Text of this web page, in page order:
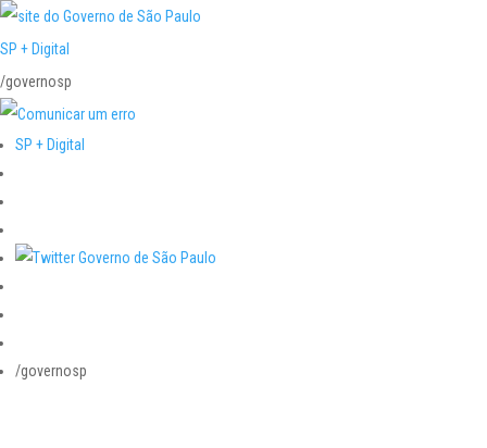
SP + Digital
/governosp
SP + Digital
/governosp